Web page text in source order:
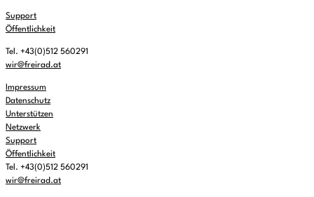
Support
Öffentlichkeit
Tel. +43(0)512 560291
wir@freirad.at
Impressum
Datenschutz
Unterstützen
Netzwerk
Support
Öffentlichkeit
Tel. +43(0)512 560291
wir@freirad.at